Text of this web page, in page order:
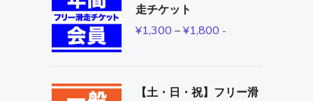
走チケット
¥1,300 –¥1,800 -
【土・日・祝】フリー滑